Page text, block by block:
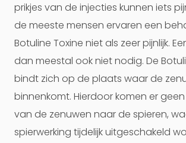
prikjes van de injecties kunnen iets
de meeste mensen ervaren een
Botuline Toxine niet als zeer pijnlijk.
dan meestal ook niet nodig. De
bindt zich op de plaats waar de
binnenkomt. Hierdoor komen er geen
van de zenuwen naar de spieren,
spierwerking tijdelijk uitgeschakeld